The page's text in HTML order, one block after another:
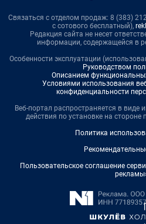
Связаться с отделом продаж: 8 (383)
с сотового бесплатный),
Редакция сайта не несет
информации, содержащейся в
Особенности эксплуатации
Руководством
Описанием
Условиями использования
конфиденциальности
Веб-портал распространяется в виде
действия по установке на стороне
Политика
Пользовательское соглашение